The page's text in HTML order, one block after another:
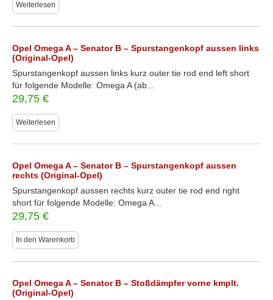
Weiterlesen
Opel Omega A – Senator B – Spurstangenkopf aussen links
(Original-Opel)
Spurstangenkopf aussen links kurz outer tie rod end left short
für folgende Modelle: Omega A (ab...
29,75 €
Weiterlesen
Opel Omega A – Senator B – Spurstangenkopf aussen
rechts (Original-Opel)
Spurstangenkopf aussen rechts kurz outer tie rod end right
short für folgende Modelle: Omega A...
29,75 €
In den Warenkorb
Opel Omega A – Senator B – Stoßdämpfer vorne kmplt.
(Original-Opel)